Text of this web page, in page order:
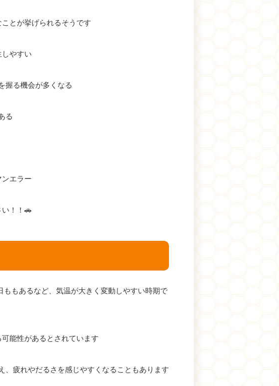
とが挙げられるそうです
やすい
握る機会が多くなる
る
エラー
！！🚗
もあるなど、気温が大きく変動しやすい時期で
能性があるとされています
、疲れやだるさを感じやすくなることもあります